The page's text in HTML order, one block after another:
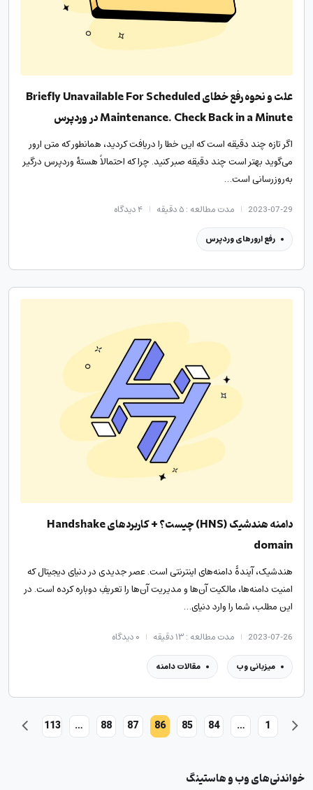
علت و نحوه رفع خطای Briefly Unavailable For Scheduled
Maintenance. Check Back in a Minute در وردپرس
اگر تازه چند دقیقه است که این خطا را دریافت کردید، همانطور که متن ارور
می‌گوید بهتر است چند دقیقه صبر کنید. چرا که احتمالاً هستهٔ وردپرس درگیر
به‌روزرسانی است…
2023-07-29 مدت مطالعه : ۵ دقیقه ۴دیدگاه
رفع ارورهای وردپرس
دامنه هندشیک (HNS) چیست؟ + کاربردهای Handshake
domain
هندشیک، آیندۀ دامنه‌های اینترنتی است. عصر جدیدی در دنیای دیجیتال که
امنیت دامنه‌ها، مالکیت آن‌ها و مدیریت آن‌ها را تعریفِ دوباره کرده است. در
این مطلب، شما را وارد دنیای…
2023-07-26 مدت مطالعه : ۱۳ دقیقه ۰دیدگاه
میزبانی وب مقالات دامنه
1
…
84
85
86
87
88
…
113
خواندنی‌های وب و هاستینگ